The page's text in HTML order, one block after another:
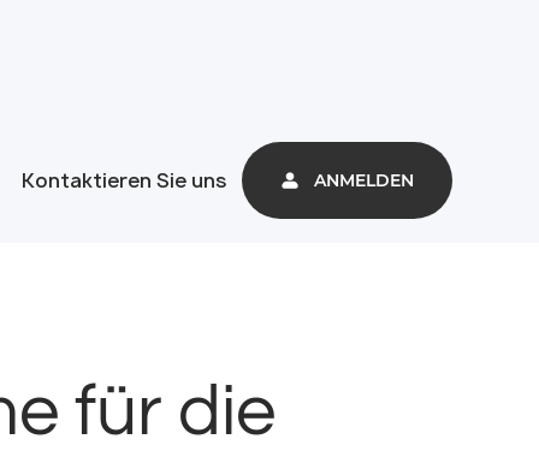
Kontaktieren Sie uns ANMELDEN
für die